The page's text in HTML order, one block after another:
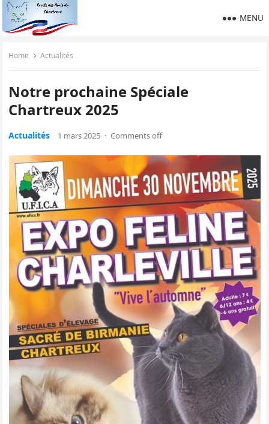
MENU
Home Actualités
Notre prochaine Spéciale
Chartreux 2025
Actualités 1 mars 2025 · Comments off